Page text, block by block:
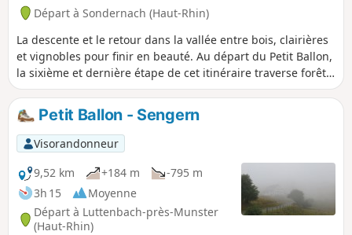
offrira des panoramas exceptionnels sur la vallée du
Florival, le Grand et le Petit Ballon. Vous pourrez ainsi
admirer les chemins parcourus ces derniers jours.
Départ à Sondernach (Haut-Rhin)
La descente et le retour dans la vallée entre bois, clairières
et vignobles pour finir en beauté. Au départ du Petit Ballon,
la sixième et dernière étape de cet itinéraire traverse forêt
et clairières. Cette grande randonnée s’achève en
empruntant les chemins en balcon du vignoble de
Guebwiller. Vous profiterez encore une fois de panoramas
exceptionnels sur la vallée du Florival, le Grand et le Petit
Ballon.
Petit Ballon - Sengern
Visorandonneur
9,52 km
+184 m
-795 m
3h 15
Moyenne
Départ à Luttenbach-près-Munster
(Haut-Rhin)